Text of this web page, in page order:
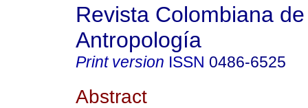
Revista Colombiana de
Antropología
Print version ISSN 0486-6525
Abstract